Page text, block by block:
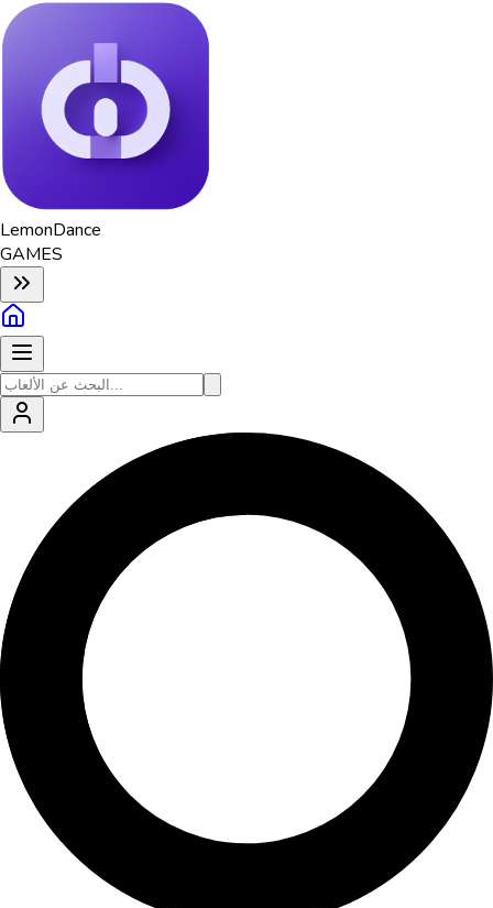
LemonDance
GAMES